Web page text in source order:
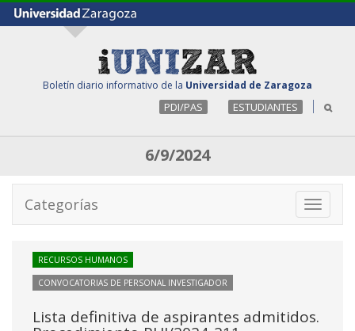
Boletín diario informativo de la Universidad de Zaragoza
PDI/PAS ESTUDIANTES
6/9/2024
Toggle
Categorías
RECURSOS HUMANOS
CONVOCATORIAS DE PERSONAL INVESTIGADOR
Lista definitiva de aspirantes admitidos.